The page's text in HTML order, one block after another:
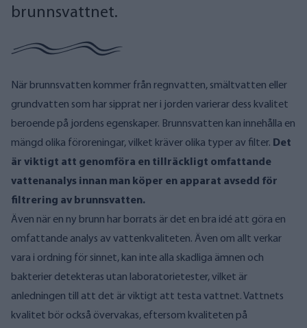
brunnsvattnet.
När brunnsvatten kommer från regnvatten, smältvatten eller
grundvatten som har sipprat ner i jorden varierar dess kvalitet
beroende på jordens egenskaper. Brunnsvatten kan innehålla en
mängd olika föroreningar, vilket kräver olika typer av filter. Det
är viktigt att genomföra en tillräckligt omfattande
vattenanalys innan man köper en apparat avsedd för
filtrering av brunnsvatten.
Även när en ny brunn har borrats är det en bra idé att göra en
omfattande analys av vattenkvaliteten. Även om allt verkar
vara i ordning för sinnet, kan inte alla skadliga ämnen och
bakterier detekteras utan laboratorietester, vilket är
anledningen till att det är viktigt att testa vattnet. Vattnets
kvalitet bör också övervakas, eftersom kvaliteten på